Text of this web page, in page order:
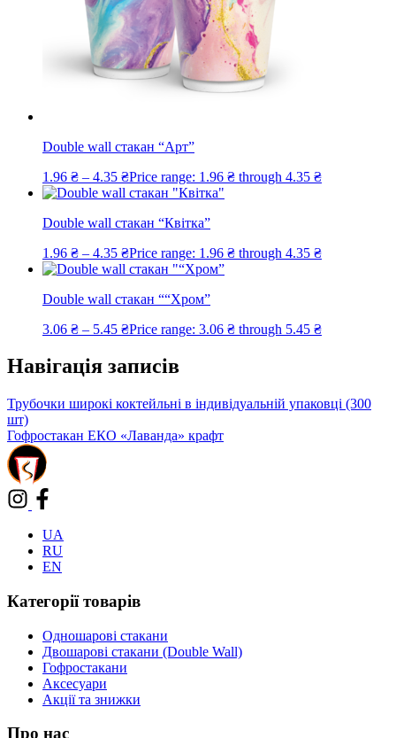
Double wall стакан “Арт”
1.96 ₴ – 4.35 ₴Price range: 1.96 ₴ through 4.35 ₴
Double wall стакан “Квітка”
1.96 ₴ – 4.35 ₴Price range: 1.96 ₴ through 4.35 ₴
Double wall стакан ““Хром”
3.06 ₴ – 5.45 ₴Price range: 3.06 ₴ through 5.45 ₴
Навігація записів
Трубочки широкі коктейльні в індивідуальній упаковці (300
шт)
Гофростакан ЕКО «Лаванда» крафт
UA
RU
EN
Категорії товарів
Одношарові стакани
Двошарові стакани (Double Wall)
Гофростакани
Аксесуари
Акції та знижки
Про нас